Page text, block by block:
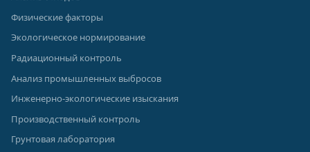
Физические факторы
Экологическое нормирование
Радиационный контроль
Анализ промышленных выбросов
Инженерно-экологические изыскания
Производственный контроль
Грунтовая лаборатория